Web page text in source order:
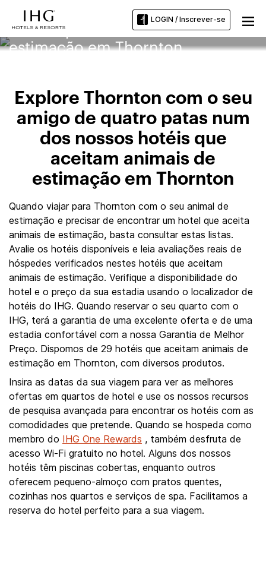
LOGIN / Inscrever-se
Hotéis que aceitam animais de
estimação em Thornton
Explore Thornton com o seu
amigo de quatro patas num
dos nossos hotéis que
aceitam animais de
estimação em Thornton
Quando viajar para Thornton com o seu animal de
estimação e precisar de encontrar um hotel que aceita
animais de estimação, basta consultar estas listas.
Avalie os hotéis disponíveis e leia avaliações reais de
hóspedes verificados nestes hotéis que aceitam
animais de estimação. Verifique a disponibilidade do
hotel e o preço da sua estadia usando o localizador de
hotéis do IHG. Quando reservar o seu quarto com o
IHG, terá a garantia de uma excelente oferta e de uma
estadia confortável com a nossa Garantia de Melhor
Preço. Dispomos de 29 hotéis que aceitam animais de
estimação em Thornton, com diversos produtos.
Insira as datas da sua viagem para ver as melhores
ofertas em quartos de hotel e use os nossos recursos
de pesquisa avançada para encontrar os hotéis com as
comodidades que pretende. Quando se hospeda como
membro do IHG One Rewards , também desfruta de
acesso Wi-Fi gratuito no hotel. Alguns dos nossos
hotéis têm piscinas cobertas, enquanto outros
oferecem pequeno-almoço com pratos quentes,
cozinhas nos quartos e serviços de spa. Facilitamos a
reserva do hotel perfeito para a sua viagem.